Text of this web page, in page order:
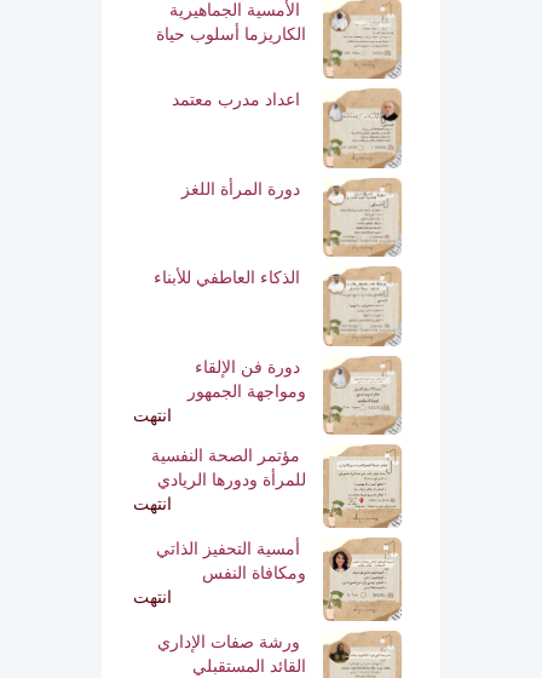
الأمسية الجماهيرية
الكاريزما أسلوب حياة
اعداد مدرب معتمد
دورة المرأة اللغز
الذكاء العاطفي للأبناء
دورة فن الإلقاء
ومواجهة الجمهور
انتهت
مؤتمر الصحة النفسية
للمرأة ودورها الريادي
انتهت
أمسية التحفيز الذاتي
ومكافاة النفس
انتهت
ورشة صفات الإداري
القائد المستقبلي